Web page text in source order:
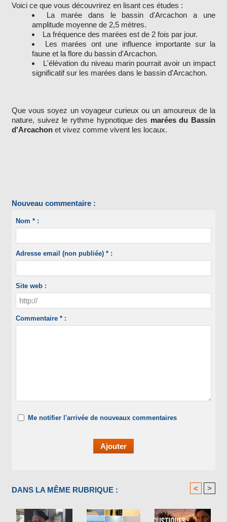
Voici ce que vous découvrirez en lisant ces études :
La marée dans le bassin d'Arcachon a une
amplitude moyenne de 2,5 mètres.
La fréquence des marées est de 2 fois par jour.
Les marées ont une influence importante sur la
faune et la flore du bassin d'Arcachon.
L'élévation du niveau marin pourrait avoir un impact
significatif sur les marées dans le bassin d'Arcachon.
Que vous soyez un voyageur curieux ou un amoureux de la
nature, suivez le rythme hypnotique des marées du Bassin
d'Arcachon et vivez comme vivent les locaux.
Nouveau commentaire :
Nom * :
Adresse email (non publiée) * :
Site web :
Commentaire * :
Me notifier l'arrivée de nouveaux commentaires
DANS LA MÊME RUBRIQUE : < >